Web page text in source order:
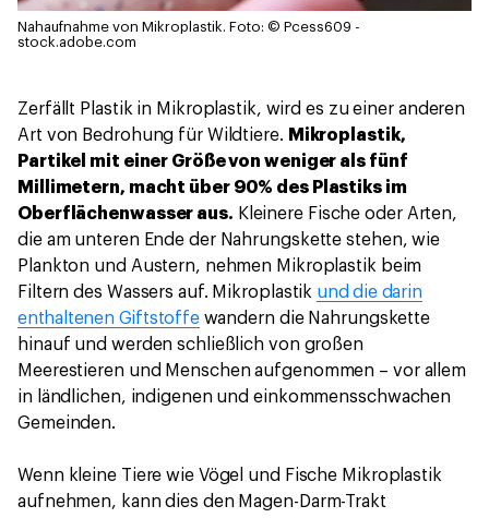
Nahaufnahme von Mikroplastik. Foto: © Pcess609 -
stock.adobe.com
Zerfällt Plastik in Mikroplastik, wird es zu einer anderen
Art von Bedrohung für Wildtiere. Mikroplastik,
Partikel mit einer Größe von weniger als fünf
Millimetern, macht über 90% des Plastiks im
Oberflächenwasser aus. Kleinere Fische oder Arten,
die am unteren Ende der Nahrungskette stehen, wie
Plankton und Austern, nehmen Mikroplastik beim
Filtern des Wassers auf. Mikroplastik und die darin
enthaltenen Giftstoffewandern die Nahrungskette
hinauf und werden schließlich von großen
Meerestieren und Menschen aufgenommen – vor allem
in ländlichen, indigenen und einkommensschwachen
Gemeinden.
Wenn kleine Tiere wie Vögel und Fische Mikroplastik
aufnehmen, kann dies den Magen-Darm-Trakt